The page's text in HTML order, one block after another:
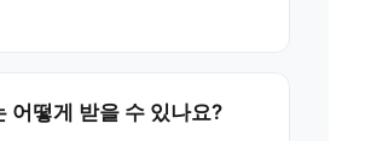
어떻게 받을 수 있나요?